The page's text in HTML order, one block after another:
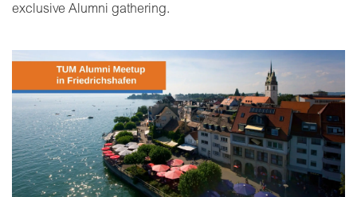
exclusive Alumni gathering.